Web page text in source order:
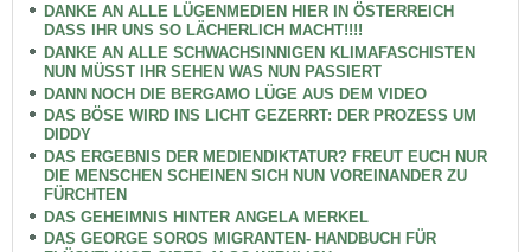
DANKE AN ALLE LÜGENMEDIEN HIER IN ÖSTERREICH
DASS IHR UNS SO LÄCHERLICH MACHT!!!!
DANKE AN ALLE SCHWACHSINNIGEN KLIMAFASCHISTEN
NUN MÜSST IHR SEHEN WAS NUN PASSIERT
DANN NOCH DIE BERGAMO LÜGE AUS DEM VIDEO
DAS BÖSE WIRD INS LICHT GEZERRT: DER PROZESS UM
DIDDY
DAS ERGEBNIS DER MEDIENDIKTATUR? FREUT EUCH NUR
DIE MENSCHEN SCHEINEN SICH NUN VOREINANDER ZU
FÜRCHTEN
DAS GEHEIMNIS HINTER ANGELA MERKEL
DAS GEORGE SOROS MIGRANTEN- HANDBUCH FÜR